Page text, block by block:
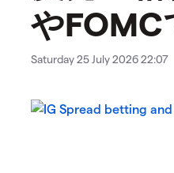
やFOMC
Saturday 25 July 2026 22:07